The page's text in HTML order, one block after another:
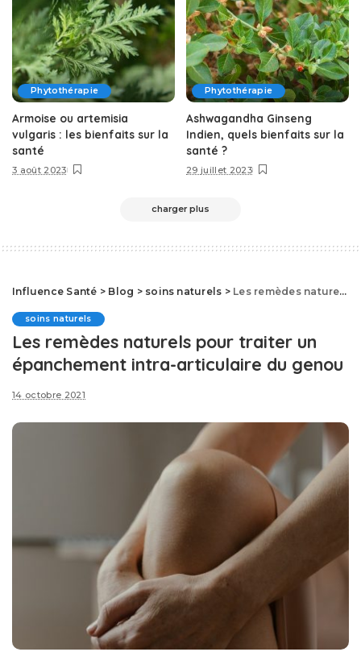
Phytothérapie
Armoise ou artemisia
vulgaris : les bienfaits sur la
santé
3 août 2023
Phytothérapie
Ashwagandha Ginseng
Indien, quels bienfaits sur la
santé ?
29 juillet 2023
charger plus
Influence Santé > Blog > soins naturels > Les remèdes naturels pour traiter un épanchement intra-articulaire du genou
soins naturels
Les remèdes naturels pour traiter un
épanchement intra-articulaire du genou
14 octobre 2021